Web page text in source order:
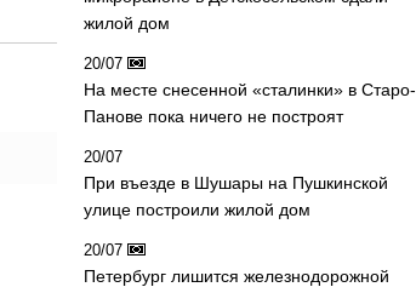
жилой дом
20/07
На месте снесенной «сталинки» в Старо-
Панове пока ничего не построят
20/07
При въезде в Шушары на Пушкинской
улице построили жилой дом
20/07
Петербург лишится железнодорожной